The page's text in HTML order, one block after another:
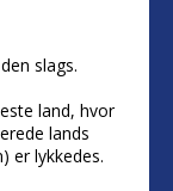
slags.
land, hvor
lands
er lykkedes.